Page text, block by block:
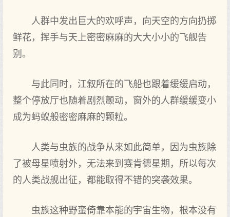
人群中发出巨大的欢呼声，向天空的方向扔掷
鲜花，挥手与天上密密麻麻的大大小小的飞舰告
别。
与此同时，江叙所在的飞船也跟着缓缓启动，
整个停放厅也随着剧烈颤动，窗外的人群缓缓变小
成为蚂蚁般密密麻麻的颗粒。
人类与虫族的战争从来如此简单，因为虫族除
了被母星喷射外，无法来到赛肯德星期，所以每次
的人类战舰出征，都能取得不错的突袭效果。
虫族这种野蛮倚靠本能的宇宙生物，根本没有